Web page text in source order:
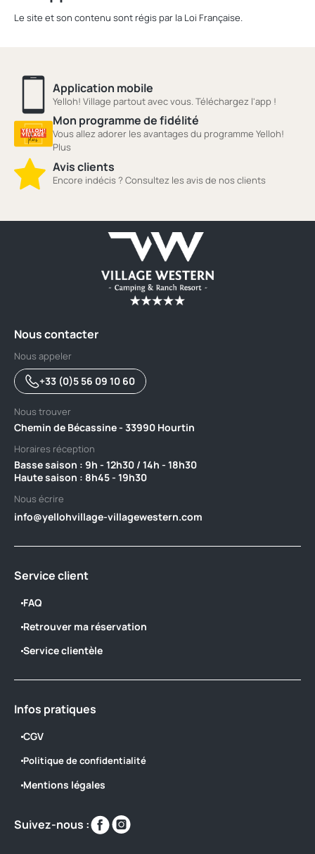
Le site et son contenu sont régis par la Loi Française.
Application mobile
Yelloh! Village partout avec vous. Téléchargez l'app !
Mon programme de fidélité
Vous allez adorer les avantages du programme Yelloh!
Plus
Avis clients
Encore indécis ? Consultez les avis de nos clients
Nous contacter
Nous appeler
+33 (0)5 56 09 10 60
Nous trouver
Chemin de Bécassine - 33990 Hourtin
Horaires réception
Basse saison : 9h - 12h30 / 14h - 18h30 ‎ ‎ ‎ ‎ ‎ ‎ ‎ ‎ ‎ ‎ ‎ ‎ ‎ ‎ ‎ ‎ ‎ ‎ ‎ ‎ ‎ ‎ ‎ ‎ ‎ ‎ ‎ ‎ ‎ ‎ ‎ ‎ ‎ ‎ ‎ ‎ ‎ ‎ ‎ ‎ ‎
Haute saison : 8h45 - 19h30
Nous écrire
info@yellohvillage-villagewestern.com
Service client
FAQ
Retrouver ma réservation
Service clientèle
Infos pratiques
CGV
Politique de confidentialité
Mentions légales
Suivez-nous :
Retrouvez-
nous